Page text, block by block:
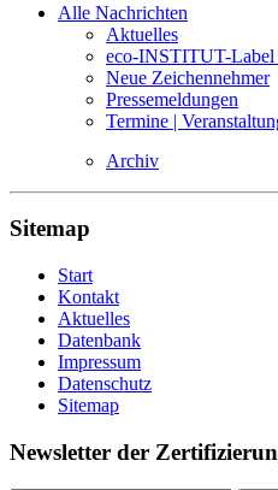
Alle Nachrichten
Aktuelles
eco-INSTITUT-Label
Neue Zeichennehmer
Pressemeldungen
Termine |
Archiv
Sitemap
Start
Kontakt
Aktuelles
Datenbank
Impressum
Datenschutz
Sitemap
Newsletter der